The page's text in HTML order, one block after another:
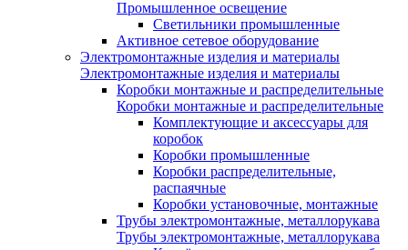
Промышленное освещение
Светильники промышленные
Активное сетевое оборудование
Электромонтажные изделия и материалы
Электромонтажные изделия и материалы
Коробки монтажные и распределительные
Коробки монтажные и распределительные
Комплектующие и аксессуары для
коробок
Коробки промышленные
Коробки распределительные,
распаячные
Коробки установочные, монтажные
Трубы электромонтажные, металлорукава
Трубы электромонтажные, металлорукава